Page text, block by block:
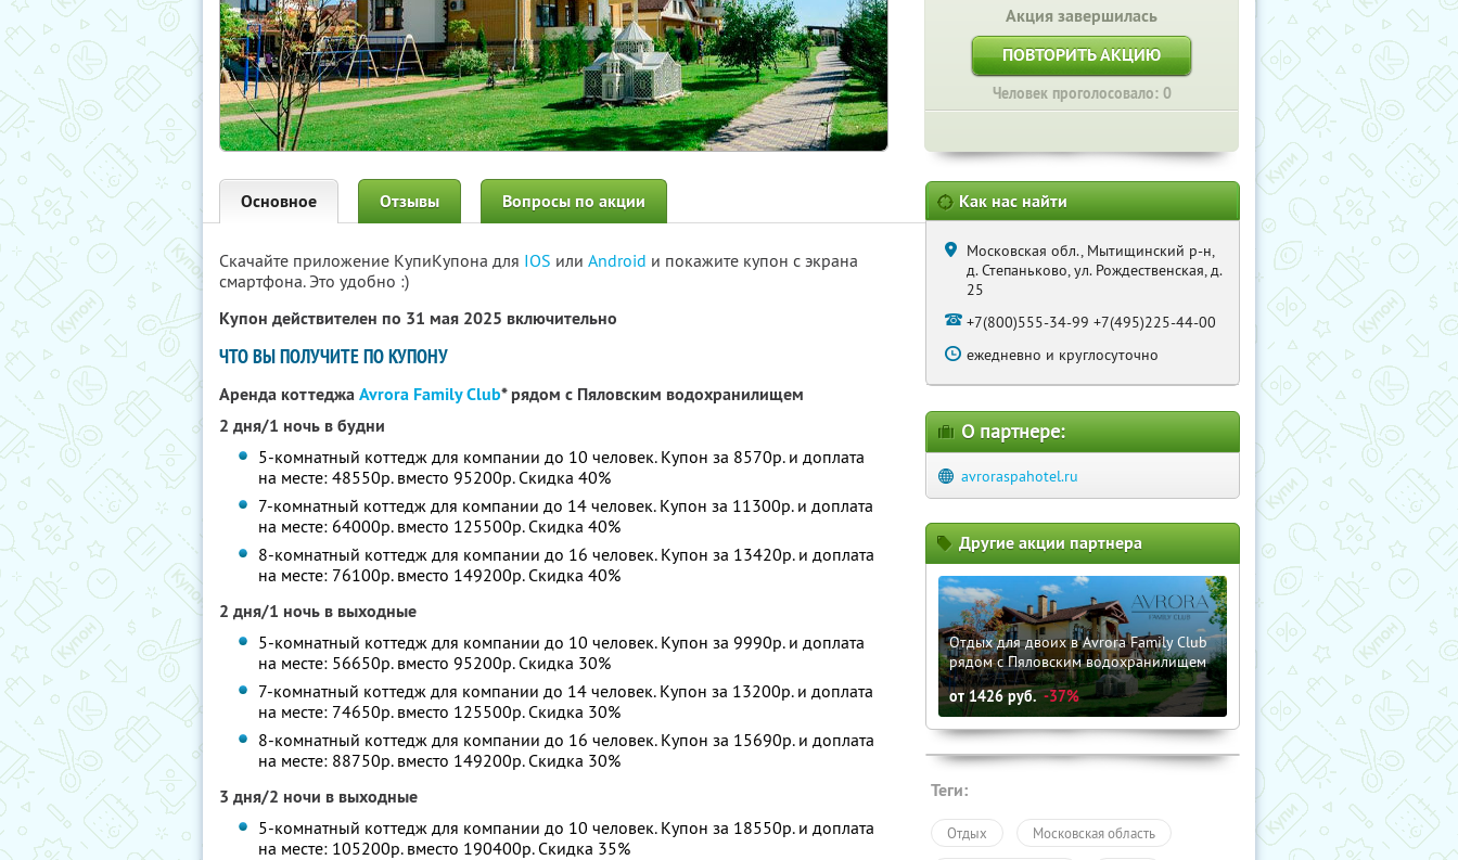
Акция завершилась
ПОВТОРИТЬ АКЦИЮ
Человек проголосовало: 0
Основное Отзывы Вопросы по акции
Скачайте приложение КупиКупона для IOS или Android и покажите купон с экрана
смартфона. Это удобно :)
Купон действителен по 31 мая 2025 включительно
ЧТО ВЫ ПОЛУЧИТЕ ПО КУПОНУ
Аренда коттеджаAvrora Family Club* рядом с Пяловским водохранилищем
2 дня/1 ночь в будни
5-комнатный коттедж для компании до 10 человек. Купон за 8570р. и доплата
на месте: 48550р. вместо 95200р. Скидка 40%
7-комнатный коттедж для компании до 14 человек. Купон за 11300р. и доплата
на месте: 64000р. вместо 125500р. Скидка 40%
8-комнатный коттедж для компании до 16 человек. Купон за 13420р. и доплата
на месте: 76100р. вместо 149200р. Скидка 40%
2 дня/1 ночь в выходные
5-комнатный коттедж для компании до 10 человек. Купон за 9990р. и доплата
на месте: 56650р. вместо 95200р. Скидка 30%
7-комнатный коттедж для компании до 14 человек. Купон за 13200р. и доплата
на месте: 74650р. вместо 125500р. Скидка 30%
8-комнатный коттедж для компании до 16 человек. Купон за 15690р. и доплата
на месте: 88750р. вместо 149200р. Скидка 30%
3 дня/2 ночи в выходные
5-комнатный коттедж для компании до 10 человек. Купон за 18550р. и доплата
на месте: 105200р. вместо 190400р. Скидка 35%
Как нас найти
Московская обл., Мытищинский р-н,
д. Степаньково, ул. Рождественская, д.
25
+7(800)555-34-99 +7(495)225-44-00
ежедневно и круглосуточно
О партнере:
avroraspahotel.ru
Другие акции партнера
Отдых для двоих в Avrora Family Club
рядом с Пяловским водохранилищем
от1426руб. -37%
Теги:
Отдых Московская область